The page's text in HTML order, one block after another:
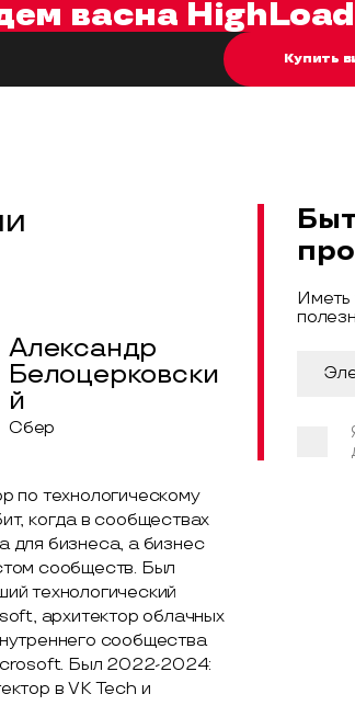
васна
Купить
Александр
Белоцерковски
й
Сбер
по технологическому
когда в сообществах
для бизнеса, а бизнес
сообществ. Был
технологический
архитектор облачных
сообщества
Был 2022-2024:
в VK Tech и
Иметь